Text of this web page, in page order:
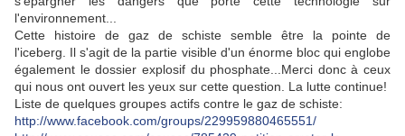
l'environnement...
Cette histoire de gaz de schiste semble être la pointe de
l'iceberg. Il s'agit de la partie visible d'un énorme bloc qui englobe
également le dossier explosif du phosphate...Merci donc à ceux
qui nous ont ouvert les yeux sur cette question. La lutte continue!
Liste de quelques groupes actifs contre le gaz de schiste:
http://www.facebook.com/groups/229959880465551/